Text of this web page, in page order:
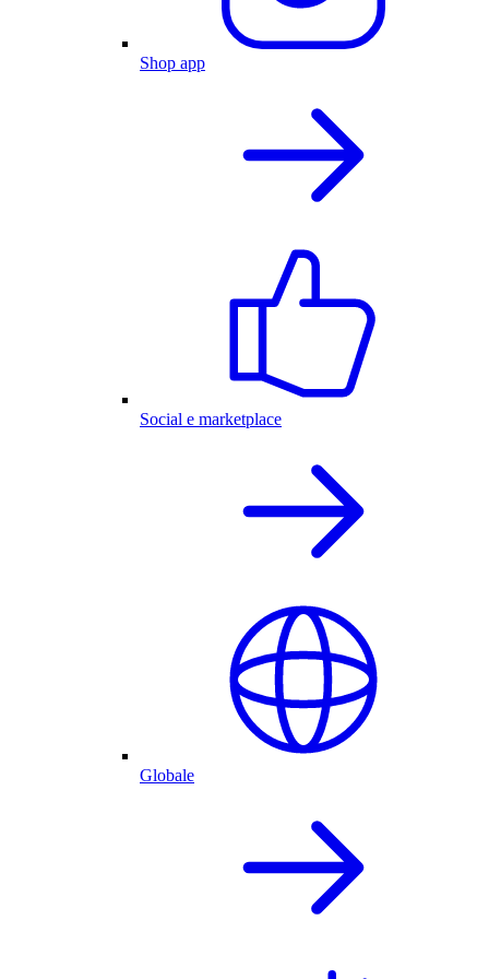
Shop app
Social e marketplace
Globale